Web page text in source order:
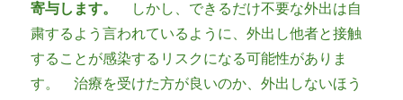
寄与します。
しかし、できるだけ不要な外出は自
粛するよう言われているように、外出し他者と接触
することが感染するリスクになる可能性がありま
す。 治療を受けた方が良いのか、外出しないほう